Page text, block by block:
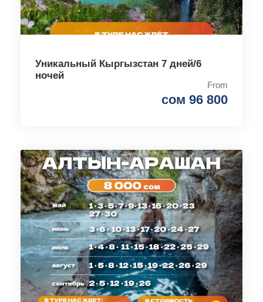
Уникальный Кыргызстан 7 дней/6
ночей
From
сом 96 800